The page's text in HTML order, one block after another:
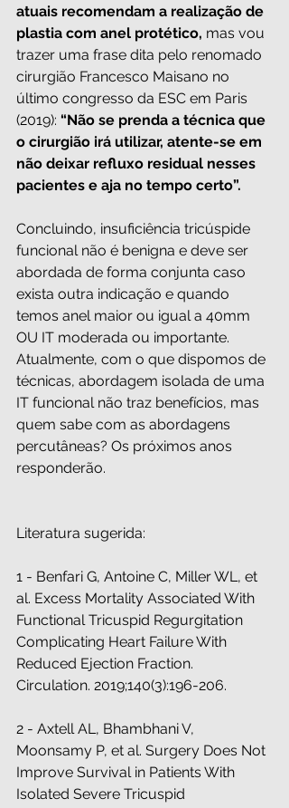
atuais recomendam a realização de
plastia com anel protético, mas vou
trazer uma frase dita pelo renomado
cirurgião Francesco Maisano no
último congresso da ESC em Paris
(2019): “Não se prenda a técnica que
o cirurgião irá utilizar, atente-se em
não deixar refluxo residual nesses
pacientes e aja no tempo certo”.
Concluindo, insuficiência tricúspide
funcional não é benigna e deve ser
abordada de forma conjunta caso
exista outra indicação e quando
temos anel maior ou igual a 40mm
OU IT moderada ou importante.
Atualmente, com o que dispomos de
técnicas, abordagem isolada de uma
IT funcional não traz benefícios, mas
quem sabe com as abordagens
percutâneas? Os próximos anos
responderão.
Literatura sugerida:
1 - Benfari G, Antoine C, Miller WL, et
al. Excess Mortality Associated With
Functional Tricuspid Regurgitation
Complicating Heart Failure With
Reduced Ejection Fraction.
Circulation. 2019;140(3):196-206.
2 - Axtell AL, Bhambhani V,
Moonsamy P, et al. Surgery Does Not
Improve Survival in Patients With
Isolated Severe Tricuspid